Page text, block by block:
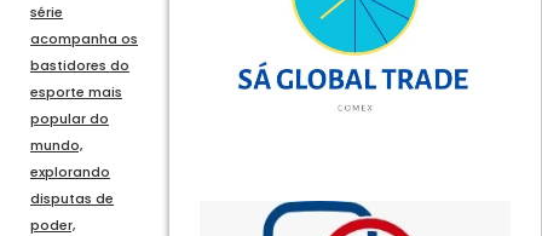
série
acompanha os
bastidores do
esporte mais
popular do
mundo,
explorando
disputas de
poder,